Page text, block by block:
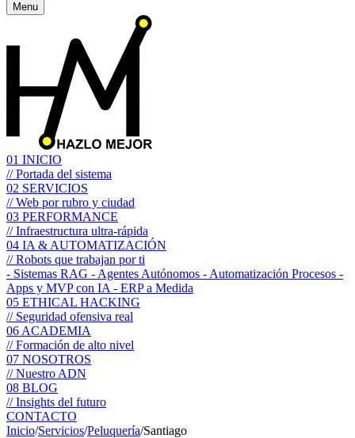
Menu
01 INICIO
// Portada del sistema
02 SERVICIOS
// Web por rubro y ciudad
03 PERFORMANCE
// Infraestructura ultra-rápida
04 IA & AUTOMATIZACIÓN
// Robots que trabajan por ti
- Sistemas RAG - Agentes Autónomos - Automatización Procesos -
Apps y MVP con IA - ERP a Medida
05 ETHICAL HACKING
// Seguridad ofensiva real
06 ACADEMIA
// Formación de alto nivel
07 NOSOTROS
// Nuestro ADN
08 BLOG
// Insights del futuro
CONTACTO
Inicio/Servicios/Peluquería/Santiago